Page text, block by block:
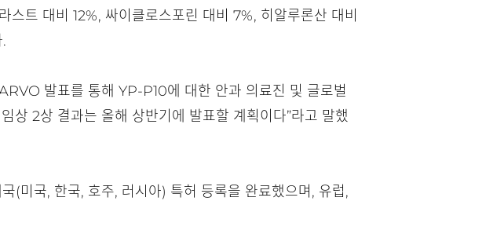
트 대비 12%, 싸이클로스포린 대비 7%, 히알루론산 대비
발표를 통해 YP-P10에 대한 안과 의료진 및 글로벌
상 2상 결과는 올해 상반기에 발표할 계획이다”라고 말했
(미국, 한국, 호주, 러시아) 특허 등록을 완료했으며, 유럽,